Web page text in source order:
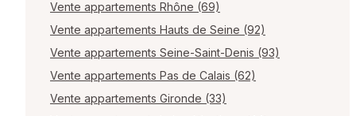
Vente appartements Rhône (69)
Vente appartements Hauts de Seine (92)
Vente appartements Seine-Saint-Denis (93)
Vente appartements Pas de Calais (62)
Vente appartements Gironde (33)